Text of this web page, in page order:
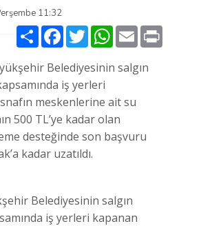
11:32
Paylaş FacebookTwitter WhatsApp
Email
Belediyesinin salgın
iş yerleri
meskenlerine ait su
500 TL’ye kadar olan
desteğinde son başvuru
kadar uzatıldı.
Belediyesinin salgın
iş yerleri kapanan